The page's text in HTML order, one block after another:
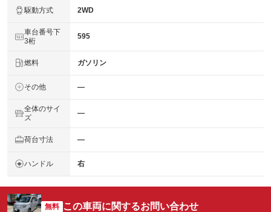
駆動方式 2WD
車台番号下
3桁
595
燃料 ガソリン
その他 ―
全体のサイ
ズ
―
荷台寸法 ―
ハンドル 右
無料 この車両に関するお問い合わせ